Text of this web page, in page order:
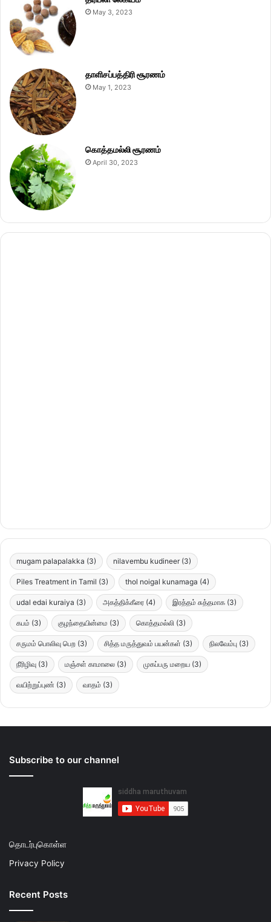
May 3, 2023
தாளிசப்பத்திரி சூரணம்
May 1, 2023
கொத்தமல்லி சூரணம்
April 30, 2023
mugam palapalakka (3) nilavembu kudineer (3)
Piles Treatment in Tamil (3) thol noigal kunamaga (4)
udal edai kuraiya (3) அகத்திக்கீரை (4) இரத்தம் சுத்தமாக (3)
கபம் (3) குழந்தையின்மை (3) கொத்தமல்லி (3)
சருமம் பொலிவு பெற (3) சித்த மருத்துவம் பயன்கள் (3) நிலவேம்பு (3)
நீரிழிவு (3) மஞ்சள் காமாலை (3) முகப்பரு மறைய (3)
வயிற்றுப்புண் (3) வாதம் (3)
Subscribe to our channel
தொடர்புகொள்ள
Privacy Policy
Recent Posts